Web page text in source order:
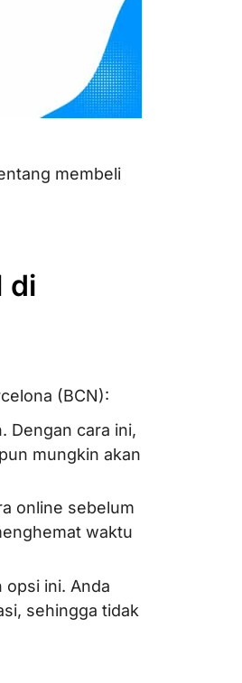
membeli
di
(BCN):
Dengan cara ini,
mungkin akan
online sebelum
waktu
opsi ini. Anda
sehingga tidak